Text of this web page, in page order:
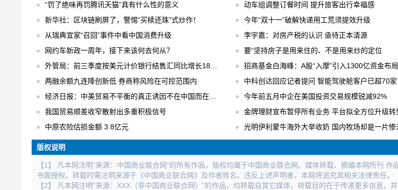
“罚了绝味再罚腾讯天猫”具有什么性的意义
动车组调整订餐时间 提升旅客出行幸福感
新华社：区块链刷屏了，警惕“买椟还珠”式炒作！
今年“双十一”破解快递用工荒须提效升级
从瑞典宜家“召回”事件中看中国消费升级
李宇嘉：对房产税的认识 亟待正本清源
网约车新政一周年，接下来该何去何从？
要“坚持房子是用来住的、不是用来炒的定位
外管局：前三季度按美元计价银行结售汇同比增长18% 结售汇逆差下降75%
招商基金白海峰：A股“入摩”引入1300亿资金布
两融余额九连降创新低 券商称风险在可控范围内
中科创达回应记者提问 智能驾驶舱客户已超70家
经济日报：中美贸易不平衡的真正诱因不在中国而在美国
今年前五月中企在美国投资交易规模锐减92%
我国贸易顺差收窄散射出多重积极信号
金牌理财宣布暂停所有业务 平台拟全方位升级转
中原农险估损金额 3.8亿元
光明伊利蒙牛海外大举收奶 国内牧场却是一片惨
版权说明
【1】 凡本网注明"来源：中国商业联合网"的所有作品，版权均属于中国商业联合网。媒体转载、摘编本网所刊 作
书面授权。转载时需注明来源于《中国商业联合网》及作者姓名。违反上述声明者，本网将追究其相关法律责任。
【2】 凡本网注明"来源：XXX（非中国商业联合网）"的作品，均转载自其它媒体，转载目的在于传递更多信息，